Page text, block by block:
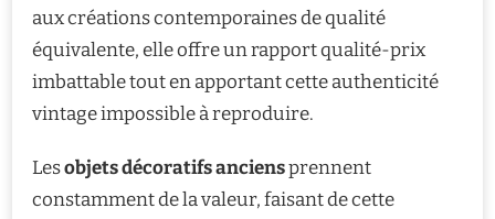
aux créations contemporaines de qualité
équivalente, elle offre un rapport qualité-prix
imbattable tout en apportant cette authenticité
vintage impossible à reproduire.
Lesobjets décoratifs anciensprennent
constamment de la valeur, faisant de cette